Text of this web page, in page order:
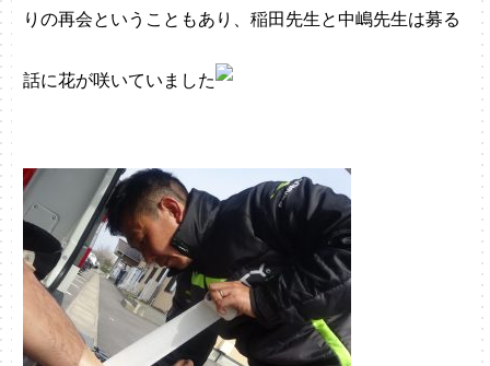
りの再会ということもあり、稲田先生と中嶋先生は募る
話に花が咲いていました